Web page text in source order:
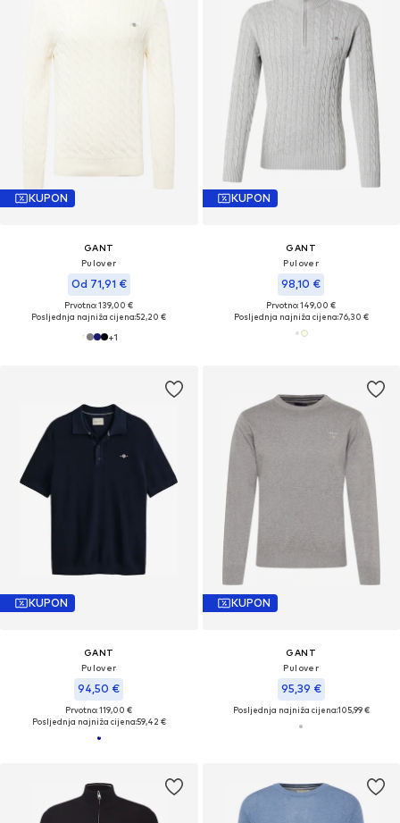
KUPON
GANT
Pulover
Od 71,91 €
Prvotno: 139,00 €
Posljednja najniža cijena:52,20 €
+1
KUPON
GANT
Pulover
98,10 €
Prvotno: 149,00 €
Posljednja najniža cijena:76,30 €
KUPON
GANT
Pulover
94,50 €
Prvotno: 119,00 €
Posljednja najniža cijena:59,42 €
KUPON
GANT
Pulover
95,39 €
Posljednja najniža cijena:105,99 €